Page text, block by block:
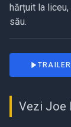
hărțuit la
său.
TRAILER
Vezi Joe